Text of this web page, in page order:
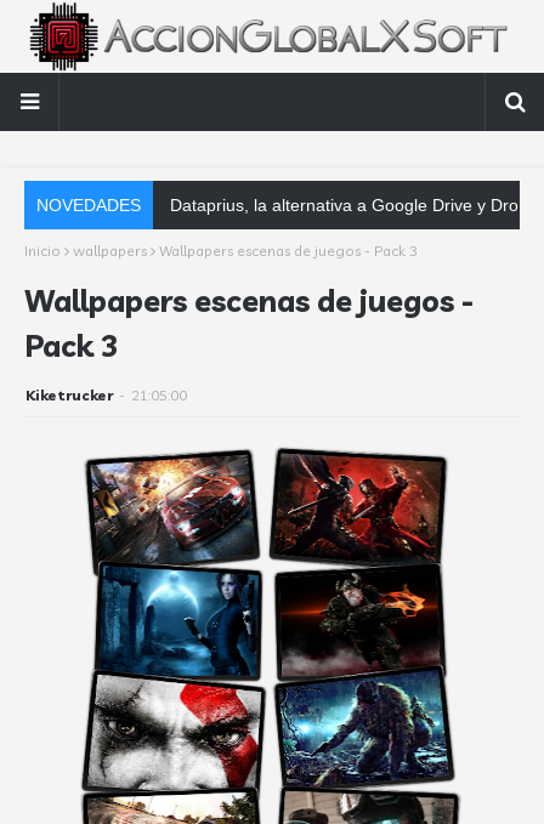
NOVEDADES Dataprius, la alternativa a Google Drive y Dropbox que las empresas deberían
Inicio wallpapers Wallpapers escenas de juegos - Pack 3
Wallpapers escenas de juegos -
Pack 3
Kiketrucker - 21:05:00